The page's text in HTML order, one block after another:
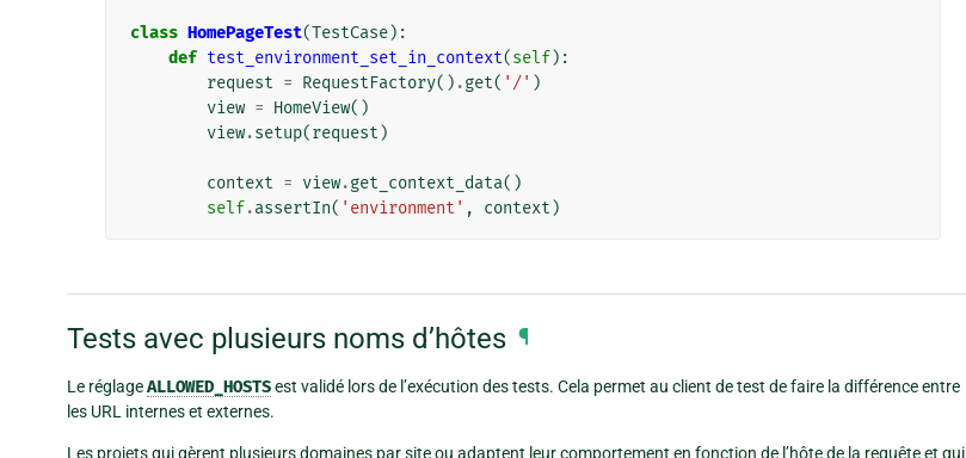
class HomePageTest(TestCase):
def test_environment_set_in_context(self):
request = RequestFactory() .get( '/' )
view = HomeView()
view.setup(request )
context = view.get_context_data()
self.assertIn( 'environment' , context )
Tests avec plusieurs noms d’hôtes ¶
Le réglageALLOWED_HOSTSest validé lors de l’exécution des tests. Cela permet au client de test de faire la différence entre
les URL internes et externes.
Les projets qui gèrent plusieurs domaines par site ou adaptent leur comportement en fonction de l’hôte de la requête et qui